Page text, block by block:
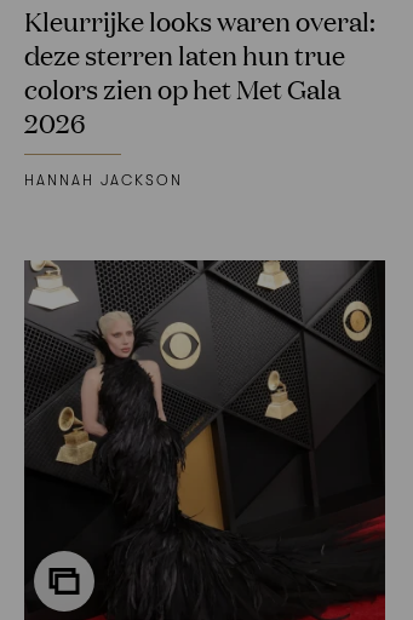
Kleurrijke looks waren overal:
deze sterren laten hun true
colors zien op het Met Gala
2026
HANNAH JACKSON